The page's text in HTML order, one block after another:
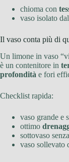
chioma con
vaso isolato
Il vaso conta più di
Un limone in vaso
è un contenitore in
profondità e fori
Checklist rapida:
vaso grande e
ottimo
sottovaso
vaso sollevato